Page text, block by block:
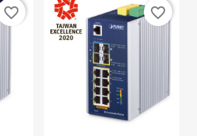
favorite_border favorite_border